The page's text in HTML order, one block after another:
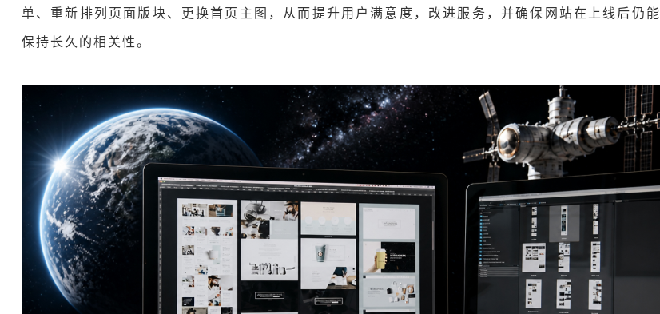
单、重新排列页面版块、更换首页主图，从而提升用户满意度，改进服务，并确保网站在上线后仍能
保持长久的相关性。